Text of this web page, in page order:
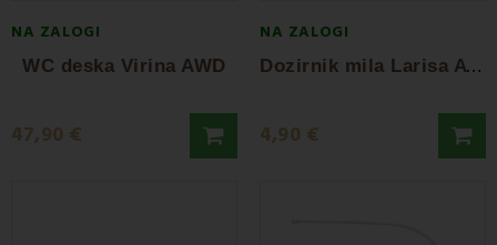
NA ZALOGI
WC deska Virina AWD
47,90 €
NA ZALOGI
D
ozirnik mila Larisa AWD
4,90 €